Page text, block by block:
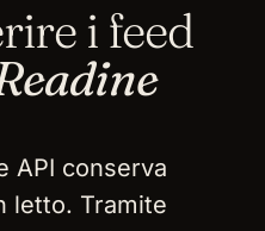
i feed
API conserva
letto. Tramite